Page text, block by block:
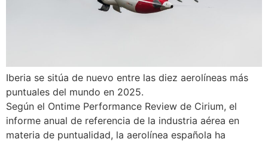
Iberia se sitúa de nuevo entre las diez aerolíneas más
puntuales del mundo en 2025.
Según el Ontime Performance Review de Cirium, el
informe anual de referencia de la industria aérea en
materia de puntualidad, la aerolínea española ha